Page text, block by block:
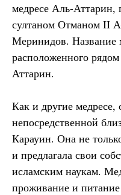
медресе Аль-Аттарин,
султаном Отманом II
Меринидов. Название
расположенного
Аттарин.
Как и другие медресе,
непосредственной
Карауин. Она не
и предлагала свои
исламским наукам.
проживание и